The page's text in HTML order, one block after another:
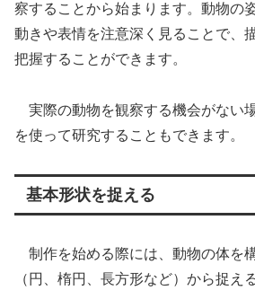
察することから始まります。動物の
動きや表情を注意深く見ることで、
把握することができます。
実際の動物を観察する機会がない
を使って研究することもできます。
基本形状を捉える
制作を始める際には、動物の体を
（円、楕円、長方形など）から捉え